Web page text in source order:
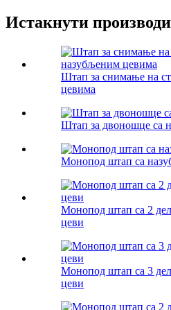
Истакнути производи
Штап за снимање на
цевима
Штап за двоношце са
Монопод штап са
Монопод штап са 2
цеви
Монопод штап са 3
цеви